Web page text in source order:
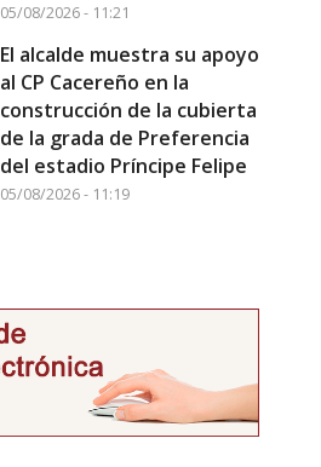
05/08/2026 - 11:21
El alcalde muestra su apoyo
al CP Cacereño en la
construcción de la cubierta
de la grada de Preferencia
del estadio Príncipe Felipe
05/08/2026 - 11:19